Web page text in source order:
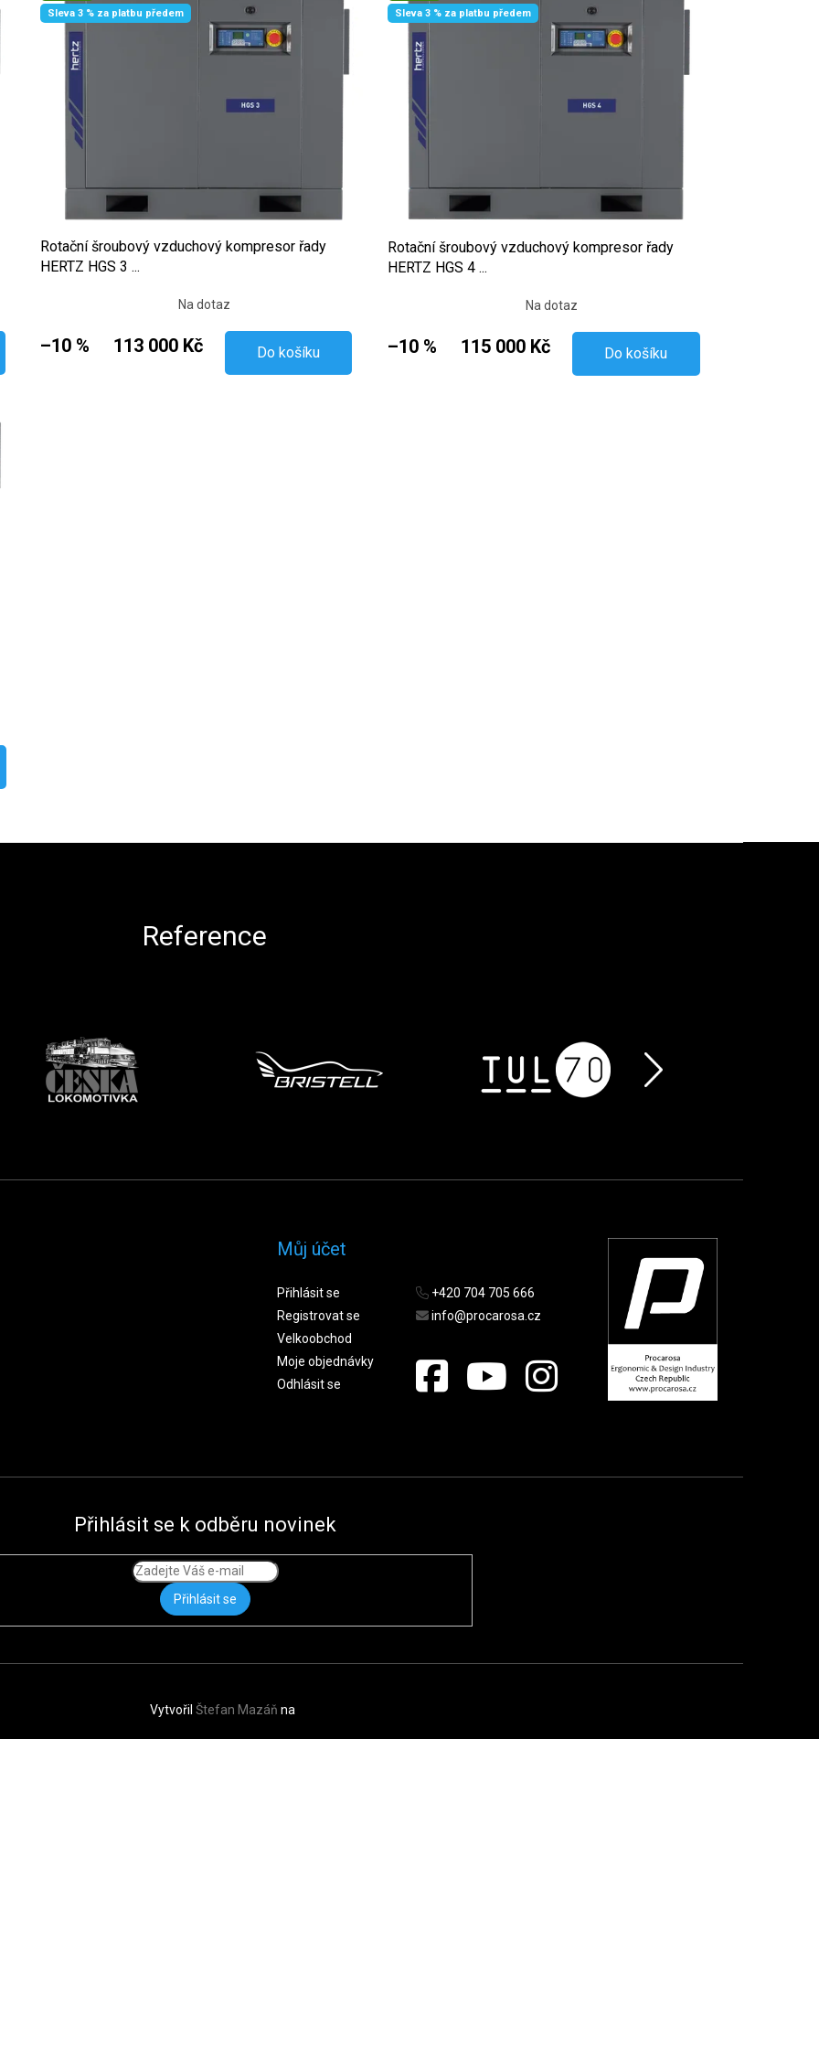
Sleva 3 % za platbu předem
Rotační šroubový vzduchový kompresor řady
HERTZ HGS 3 ...
Na dotaz
–10 % 113 000 Kč Do košíku
Sleva 3 % za platbu předem
Rotační šroubový vzduchový kompresor řady
HERTZ HGS 4 ...
Na dotaz
–10 % 115 000 Kč Do košíku
Reference
Můj účet
Přihlásit se
Registrovat se
Velkoobchod
Moje objednávky
Odhlásit se
+420 704 705 666
info@procarosa.cz
Přihlásit se k odběru novinek
Přihlásit se
Vytvořil Štefan Mazáň na